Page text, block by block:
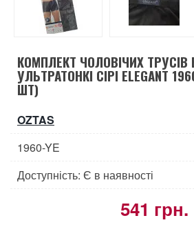
КОМПЛЕКТ ЧОЛОВІЧИХ ТРУСІВ
УЛЬТРАТОНКІ СІРІ ELEGANT
ШТ)
OZTAS
1960-YE
Доступність: Є в наявності
541 грн.